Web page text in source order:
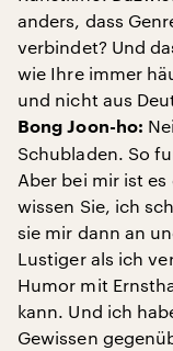
anders, dass
verbindet? Und
wie Ihre immer
und nicht aus
Bong Joon-ho:
Schubladen. So
Aber bei mir ist
wissen Sie, ich
sie mir dann an
Lustiger als ich
Humor mit
kann. Und ich
Gewissen